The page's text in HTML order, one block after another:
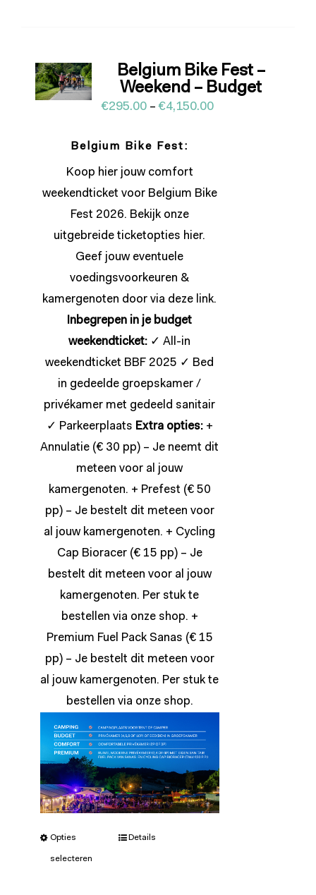
Belgium Bike Fest –
Weekend – Budget
€295.00–€4,150.00
Belgium Bike Fest:
Koop hier jouw comfort
weekendticket voor Belgium Bike
Fest 2026. Bekijk onze
uitgebreide ticketopties hier.
Geef jouw eventuele
voedingsvoorkeuren &
kamergenoten door via deze link.
Inbegrepen in je budget
weekendticket: ✓ All-in
weekendticket BBF 2025 ✓ Bed
in gedeelde groepskamer /
privékamer met gedeeld sanitair
✓ Parkeerplaats Extra opties:+
Annulatie (€ 30 pp) – Je neemt dit
meteen voor al jouw
kamergenoten. + Prefest (€ 50
pp) – Je bestelt dit meteen voor
al jouw kamergenoten. + Cycling
Cap Bioracer (€ 15 pp) – Je
bestelt dit meteen voor al jouw
kamergenoten. Per stuk te
bestellen via onze shop. +
Premium Fuel Pack Sanas (€ 15
pp) – Je bestelt dit meteen voor
al jouw kamergenoten. Per stuk te
bestellen via onze shop.
Opties
selecteren
Details